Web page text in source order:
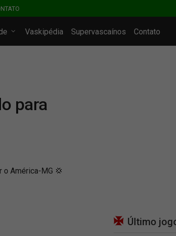
Vaskipédia Supervascaínos Contato
para
o América-MG 💢
Último